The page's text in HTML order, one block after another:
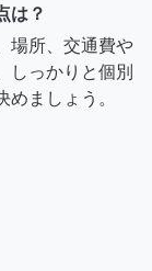
は？
場所、交通費や
しっかりと個別
ましょう。